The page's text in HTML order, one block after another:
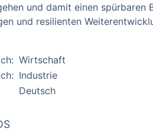
und damit einen spürbaren
und resilienten
Wirtschaft
Industrie
Deutsch